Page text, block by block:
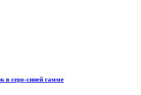
в серо-синей гамме